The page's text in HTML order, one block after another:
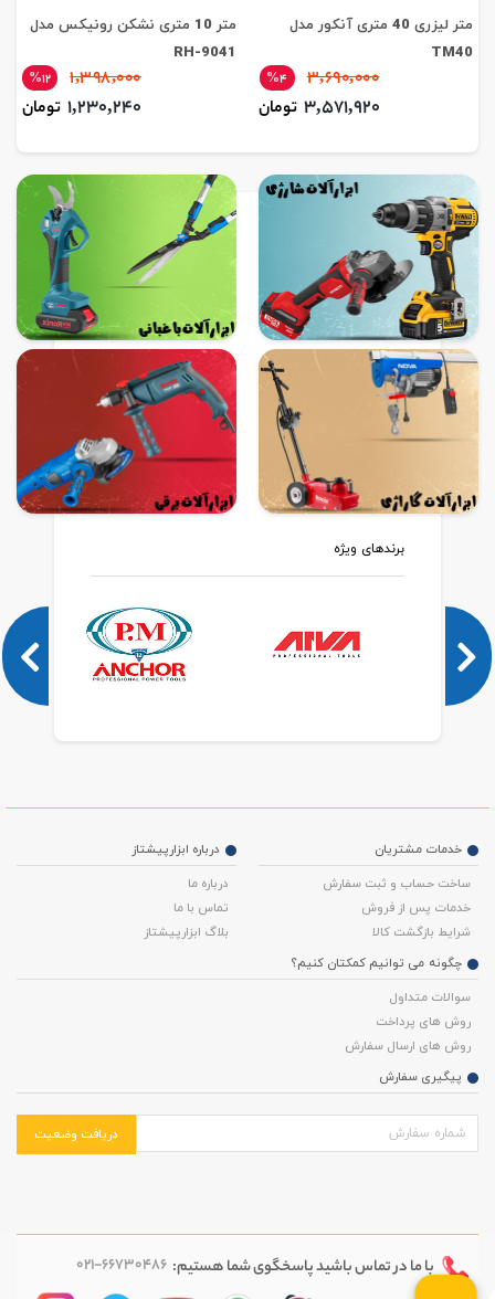
متر لیزری 40 متری آنکور مدل
TM40
%4
3,690,000
3,571,920 تومان
متر 10 متری نشکن رونیکس مدل
RH-9041
%12
1,398,000
1,230,240 تومان
برندهای ویژه
درباره ابزارپیشتاز
درباره ما
تماس با ما
بلاگ ابزارپیشتاز
خدمات مشتریان
ساخت حساب و ثبت سفارش
خدمات پس از فروش
شرایط بازگشت کالا
چگونه می توانیم کمکتان کنیم؟
سوالات متداول
روش های پرداخت
روش های ارسال سفارش
پیگیری سفارش
دریافت وضعیت
با ما در تماس باشیدپاسخگوی شما هستیم: 021-66730486